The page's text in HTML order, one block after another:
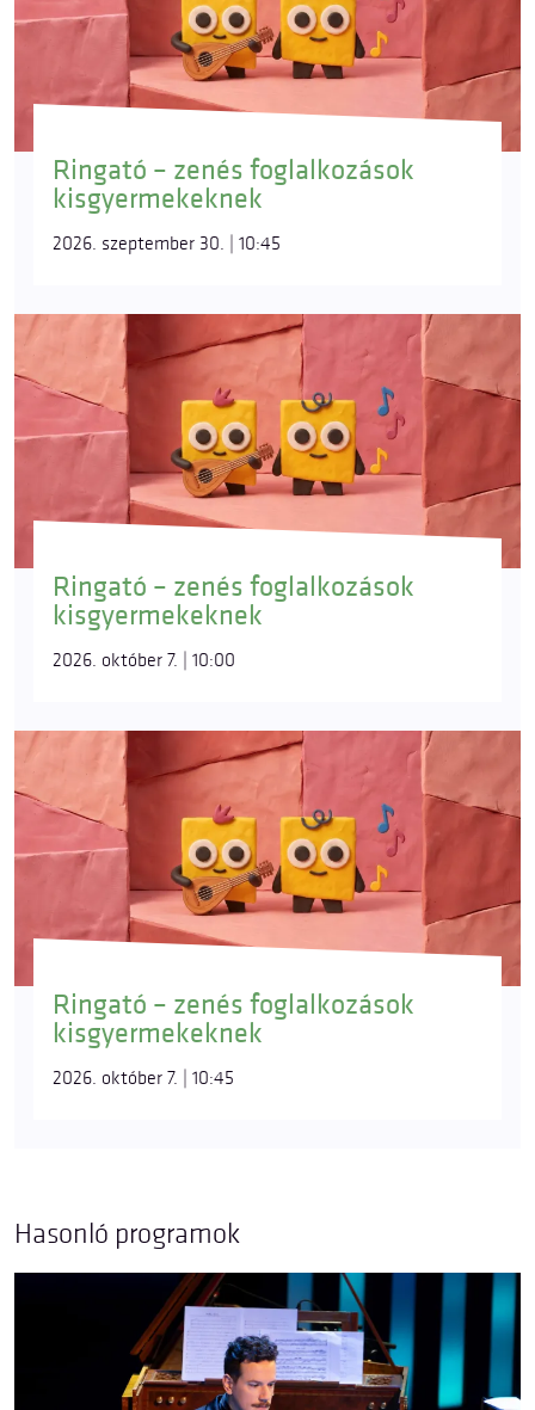
Ringató – zenés foglalkozások
kisgyermekeknek
2026. szeptember 30. | 10:45
Ringató – zenés foglalkozások
kisgyermekeknek
2026. október 7. | 10:00
Ringató – zenés foglalkozások
kisgyermekeknek
2026. október 7. | 10:45
Hasonló programok